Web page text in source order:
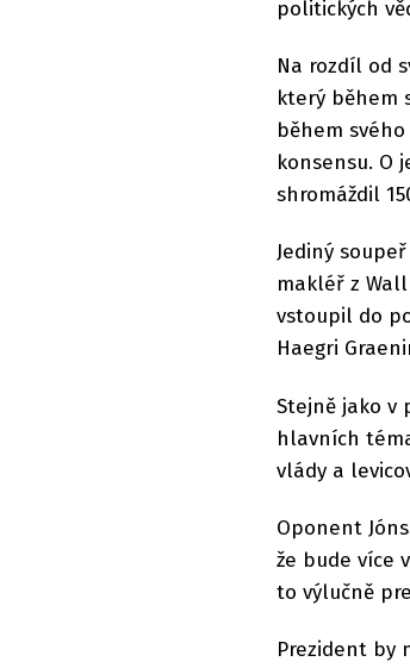
politických
Na rozdíl od
který během
během
konsensu. O
shromáždil
Jediný
makléř z
vstoupil do
Haegri
Stejně jako v
hlavních
vlády a
Oponent
že bude více
to výlučně
Prezident by